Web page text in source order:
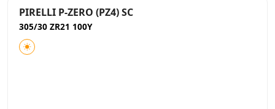
PIRELLI P-ZERO (PZ4) SC
305/30 ZR21 100Y